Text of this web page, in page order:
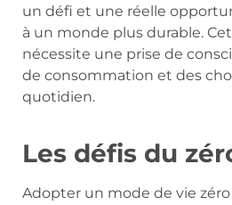
un défi et une réelle
à un monde plus durable.
nécessite une prise de
de consommation et des
quotidien.
Les défis du
Adopter un mode de vie